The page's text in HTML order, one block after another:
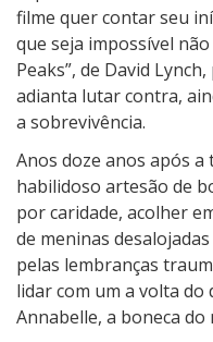
filme quer contar seu
que seja impossível
Peaks”, de David
adianta lutar contra,
a sobrevivência.
Anos doze anos após
habilidoso artesão de
por caridade, acolher
de meninas
pelas lembranças
lidar com um a volta do
Annabelle, a boneca do